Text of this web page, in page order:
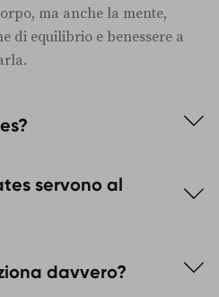
ma anche la mente,
di equilibrio e benessere a
utile per aumentare la
tonificazione e favorire il
servono al
nel tono muscolare e
davvero?